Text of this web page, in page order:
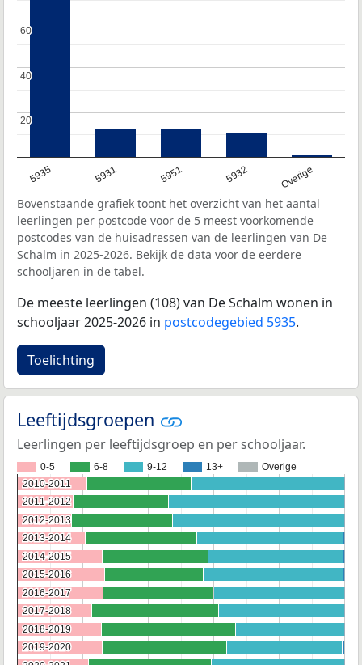
5935 5931 5951 5932 Overige
20
20
40
40
60
60
Bovenstaande grafiek toont het overzicht van het aantal
leerlingen per postcode voor de 5 meest voorkomende
postcodes van de huisadressen van de leerlingen van De
Schalm in 2025-2026. Bekijk de data voor de eerdere
schooljaren in de tabel.
De meeste leerlingen (108) van De Schalm wonen in
schooljaar 2025-2026 in postcodegebied 5935.
Toelichting
Leeftijdsgroepen
Leerlingen per leeftijdsgroep en per schooljaar.
0-5 6-8 9-12 13+ Overige
2010-2011
2010-2011
2011-2012
2011-2012
2012-2013
2012-2013
2013-2014
2013-2014
2014-2015
2014-2015
2015-2016
2015-2016
2016-2017
2016-2017
2017-2018
2017-2018
2018-2019
2018-2019
2019-2020
2019-2020